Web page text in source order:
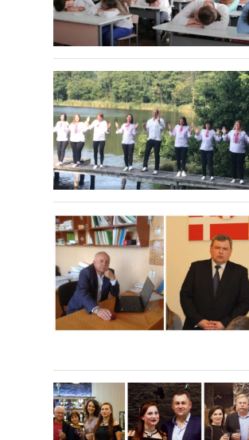
залишив у
Луцьку
три...
27 Липня 2026
678 переглядів
Всі розділи
Персона
Афіша
ZONE 18+
Контакти
Політика конфіденційності